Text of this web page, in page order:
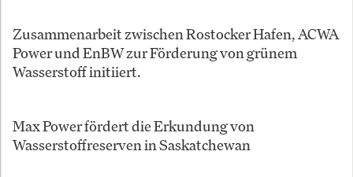
Zusammenarbeit zwischen Rostocker Hafen, ACWA
Power und EnBW zur Förderung von grünem
Wasserstoff initiiert.
Max Power fördert die Erkundung von
Wasserstoffreserven in Saskatchewan